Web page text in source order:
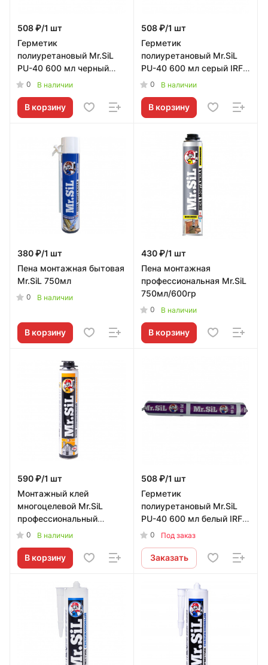
508 ₽/1 шт
Герметик
полиуретановый Mr.SiL
PU-40 600 мл черный
IRFix 25011 - купить в
0 В наличии
В корзину
508 ₽/1 шт
Герметик
полиуретановый Mr.SiL
PU-40 600 мл серый IRFix
25012 - купить в
0 В наличии
В корзину
380 ₽/1 шт
Пена монтажная бытовая
Mr.SiL 750мл
0 В наличии
В корзину
430 ₽/1 шт
Пена монтажная
профессиональная Mr.SiL
750мл/600гр
0 В наличии
В корзину
590 ₽/1 шт
Монтажный клей
многоцелевой Mr.SiL
профессиональный
750мл
0 В наличии
В корзину
508 ₽/1 шт
Герметик
полиуретановый Mr.SiL
PU-40 600 мл белый IRFix
25010 - купить в
0 Под заказ
Заказать